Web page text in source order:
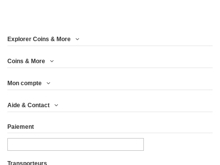
Explorer Coins & More
Coins & More
Mon compte
Aide & Contact
Paiement
Transporteurs